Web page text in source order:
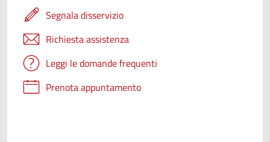
Segnala disservizio
Richiesta assistenza
Leggi le domande frequenti
Prenota appuntamento